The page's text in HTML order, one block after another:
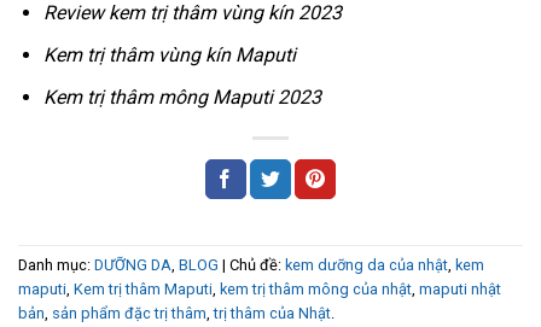
Review kem trị thâm vùng kín 2023
Kem trị thâm vùng kín Maputi
Kem trị thâm mông Maputi 2023
Danh mục: DƯỠNG DA, BLOG | Chủ đề: kem dưỡng da của nhật, kem
maputi, Kem trị thâm Maputi, kem trị thâm mông của nhật, maputi nhật
bản, sản phẩm đặc trị thâm,trị thâm của Nhật.